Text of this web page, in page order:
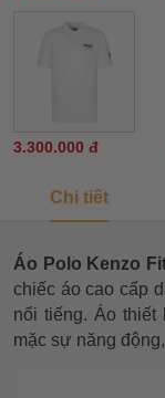
3.300.000 đ
Chi tiết
Áo Polo Kenzo
chiếc áo cao cấp
nổi tiếng. Áo
mặc sự năng